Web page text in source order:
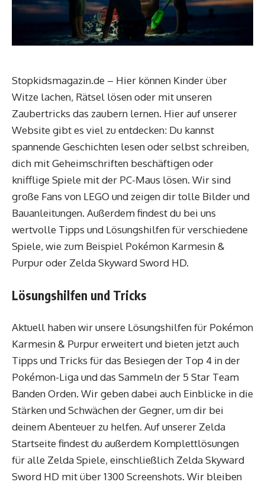
Stopkidsmagazin.de – Hier können Kinder über
Witze lachen, Rätsel lösen oder mit unseren
Zaubertricks das zaubern lernen. Hier auf unserer
Website gibt es viel zu entdecken: Du kannst
spannende Geschichten lesen oder selbst schreiben,
dich mit Geheimschriften beschäftigen oder
knifflige Spiele mit der PC-Maus lösen. Wir sind
große Fans von LEGO und zeigen dir tolle Bilder und
Bauanleitungen. Außerdem findest du bei uns
wertvolle Tipps und Lösungshilfen für verschiedene
Spiele, wie zum Beispiel Pokémon Karmesin &
Purpur oder Zelda Skyward Sword HD.
Lösungshilfen und Tricks
Aktuell haben wir unsere Lösungshilfen für Pokémon
Karmesin & Purpur erweitert und bieten jetzt auch
Tipps und Tricks für das Besiegen der Top 4 in der
Pokémon-Liga und das Sammeln der 5 Star Team
Banden Orden. Wir geben dabei auch Einblicke in die
Stärken und Schwächen der Gegner, um dir bei
deinem Abenteuer zu helfen. Auf unserer Zelda
Startseite findest du außerdem Komplettlösungen
für alle Zelda Spiele, einschließlich Zelda Skyward
Sword HD mit über 1300 Screenshots. Wir bleiben